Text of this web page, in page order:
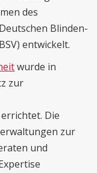
des
Blinden-
entwickelt.
wurde in
zur
Die
zur
und